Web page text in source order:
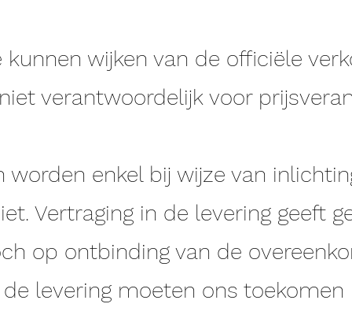
wijken van de officiële
verantwoordelijk voor
worden enkel bij wijze van
Vertraging in de levering geeft
op ontbinding van de
levering moeten ons